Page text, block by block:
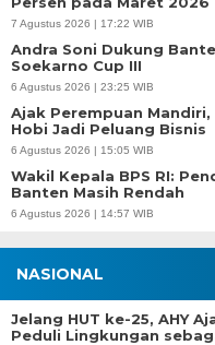
7 Agustus 2026 | 17:22 WIB
Andra Soni Dukung
Soekarno Cup III
6 Agustus 2026 | 23:25 WIB
Ajak Perempuan
Hobi Jadi Peluang Bisnis
6 Agustus 2026 | 15:05 WIB
Wakil Kepala BPS RI:
Banten Masih Rendah
6 Agustus 2026 | 14:57 WIB
NASIONAL
Jelang HUT ke-25, AHY
Peduli Lingkungan